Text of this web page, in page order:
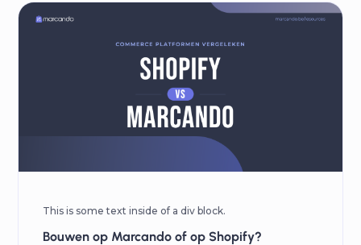
This is some text inside of a div block.
Bouwen op Marcando of op Shopify?